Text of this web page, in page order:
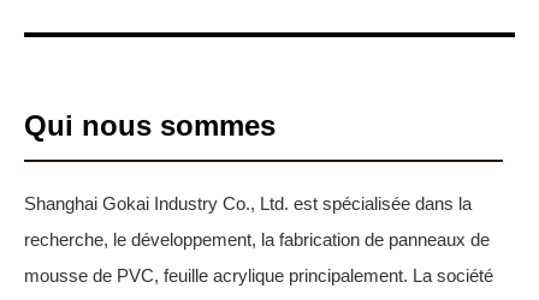
Industry Co, Ltd.
Qui nous sommes
Shanghai Gokai Industry Co., Ltd. est spécialisée dans la
recherche, le développement, la fabrication de panneaux de
mousse de PVC, feuille acrylique principalement. La société